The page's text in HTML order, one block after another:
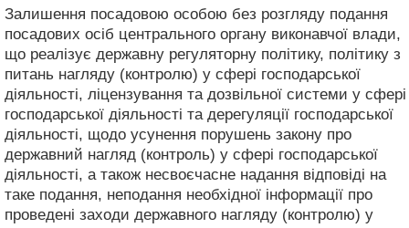
Залишення посадовою особою без розгляду подання
посадових осіб центрального органу виконавчої влади,
що реалізує державну регуляторну політику, політику з
питань нагляду (контролю) у сфері господарської
діяльності, ліцензування та дозвільної системи у сфері
господарської діяльності та дерегуляції господарської
діяльності, щодо усунення порушень закону про
державний нагляд (контроль) у сфері господарської
діяльності, а також несвоєчасне надання відповіді на
таке подання, неподання необхідної інформації про
проведені заходи державного нагляду (контролю) у